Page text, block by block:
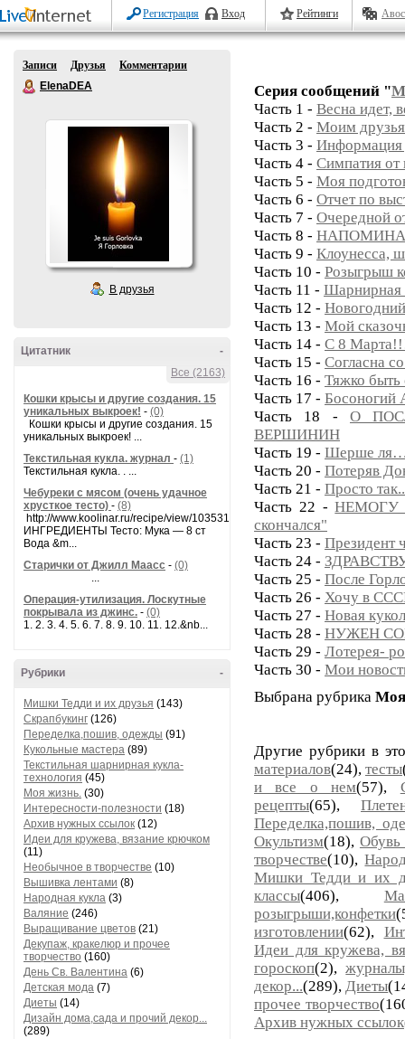
Регистрация Вход Рейтинги
Записи Друзья
Комментарии
ElenaDEA
В друзья
-
Цитатник
Все (2163)
Кошки крысы и другие создания. 15
уникальных выкроек! - (0)
Кошки крысы и другие создания. 15
уникальных выкроек! ...
Текстильная кукла. журнал - (1)
Текстильная кукла. . ...
Чебуреки с мясом (очень удачное
хрусткое тесто) - (8)
http://www.koolinar.ru/recipe/view/103531
ИНГРЕДИЕНТЫ Тесто: Мука — 8 ст
Вода &m...
Старички от Джилл Маасс - (0)
...
Операция-утилизация. Лоскутные
покрывала из джинс. - (0)
1. 2. 3. 4. 5. 6. 7. 8. 9. 10. 11. 12.&nb...
-
Рубрики
Мишки Тедди и их друзья (143)
Скрапбукинг (126)
Переделка,пошив, одежды (91)
Кукольные мастера (89)
Текстильная шарнирная кукла-
технология (45)
Моя жизнь. (30)
Интересности-полезности (18)
Архив нужных ссылок (12)
Идеи для кружева, вязание крючком
(11)
Необычное в творчестве (10)
Вышивка лентами (8)
Народная кукла (3)
Валяние (246)
Выращивание цветов (21)
Декупаж, кракелюр и прочее
творчество (160)
День Св. Валентина (6)
Детская мода (7)
Диеты (14)
Дизайн дома,сада и прочий декор...
(289)
Серия сообщений "
Часть 1 - Весна идет,
Часть 2 - Моим
Часть 3 - Информация
Часть 4 - Симпатия от
Часть 5 - Моя
Часть 6 - Отчет по
Часть 7 - Очередной
Часть 8 -
Часть 9 - Клоунесса,
Часть 10 - Розыгрыш
Часть 11 - Шарнирная
Часть 12 -
Часть 13 - Мой
Часть 14 - С 8
Часть 15 - Согласна
Часть 16 - Тяжко
Часть 17 - Босоногий
Часть 18 - О
ВЕРШИНИН
Часть 19 - Шерше ля…
Часть 20 - Потеряв
Часть 21 - Просто
Часть 22 -НЕМОГУ
скончался"
Часть 23 - Президент
Часть 24 -
Часть 25 - После
Часть 26 - Хочу в
Часть 27 - Новая
Часть 28 - НУЖЕН
Часть 29 - Лотерея-
Часть 30 - Мои
Выбрана рубрика
Другие рубрики в
материалов(24), тесты
и все о нем(57),
рецепты(65),
Переделка,пошив,
Окультизм(18), Обувь
творчестве(10),
Мишки Тедди и их
классы(406),
розыгрыши,конфетки
изготовлении(62),
Идеи для кружева,
гороскоп(2),
декор...(289),Диеты
прочее творчество
Архив нужных ссылок